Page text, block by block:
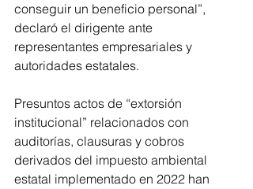
conseguir un beneficio personal”,
declaró el dirigente ante
representantes empresariales y
autoridades estatales.
Presuntos actos de “extorsión
institucional” relacionados con
auditorías, clausuras y cobros
derivados del impuesto ambiental
estatal implementado en 2022 han